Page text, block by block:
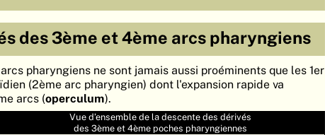
des 3ème et 4ème arcs pharyngiens
pharyngiens ne sont jamais aussi proéminents que les 1er
(2ème arc pharyngien) dont l'expansion rapide va
arcs (operculum).
Vue d’ensemble de la descente des dérivés
des 3ème et 4ème poches pharyngiennes